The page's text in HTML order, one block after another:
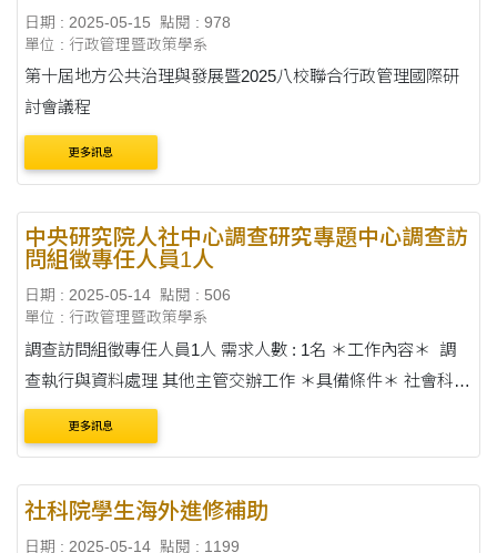
日期 : 2025-05-15
點閱 : 978
單位 : 行政管理暨政策學系
第十屆地方公共治理與發展暨2025八校聯合行政管理國際研
討會議程
更多訊息
中央研究院人社中心調查研究專題中心調查訪
問組徵專任人員1人
日期 : 2025-05-14 點閱 : 506
單位 : 行政管理暨政策學系
調查訪問組徵專任人員1人 需求人數 : 1名 ＊工作內容＊ 調
查執行與資料處理 其他主管交辦工作 ＊具備條件＊ 社會科學
相關系所畢業 曾修習過統計學或研究方法等相關課程....
更多訊息
社科院學生海外進修補助
日期 : 2025-05-14 點閱 : 1199